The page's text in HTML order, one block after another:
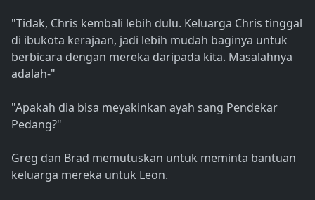
"Tidak, Chris kembali lebih dulu. Keluarga Chris tinggal
di ibukota kerajaan, jadi lebih mudah baginya untuk
berbicara dengan mereka daripada kita. Masalahnya
adalah-"
"Apakah dia bisa meyakinkan ayah sang Pendekar
Pedang?"
Greg dan Brad memutuskan untuk meminta bantuan
keluarga mereka untuk Leon.